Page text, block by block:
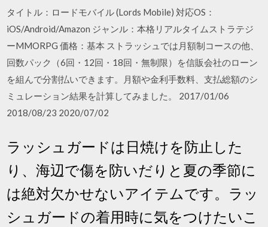
タイトル：ロードモバイル (Lords Mobile) 対応OS：
iOS/Android/Amazon ジャンル：本格リアルタイムストラテジ
ーMMORPG 価格：基本 ストラッシュでは月額制コースの他、
回数パック（6回・12回・18回・無制限）を信販会社のローン
を組んで分割払いできます。月額や金利手数料、支払総額のシ
ミュレーション結果を計算してみました。 2017/01/06
2018/08/23 2020/07/02
ラッシュガードは日焼けを防止した
り、海辺で傷を防いだりと夏の季節に
は絶対欠かせないアイテムです。ラッ
シュガードの着用時に気をつけたいこ